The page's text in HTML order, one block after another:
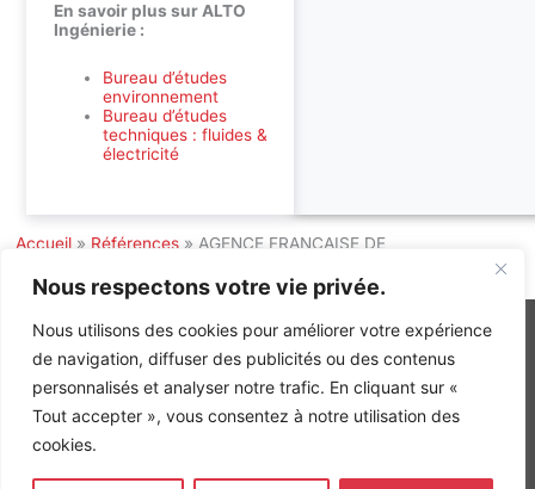
Nous respectons votre vie privée.
Nous utilisons des cookies pour améliorer votre expérience
de navigation, diffuser des publicités ou des contenus
personnalisés et analyser notre trafic. En cliquant sur «
Tout accepter », vous consentez à notre utilisation des
cookies.
En savoir plus sur ALTO
Ingénierie :
Bureau d’études
environnement
Bureau d’études
techniques : fluides &
électricité
Accueil » Références »AGENCE FRANCAISE DE
INGÉNIERIE DE L’ÉNERGIE ET DE L’ENVIRONNEMENT
CONCEVONS, ENSEMBLE, L’ENVIRONNEMENT BÂTI DE DEMAIN
Tel. +33 (0)1 64 68 18 50